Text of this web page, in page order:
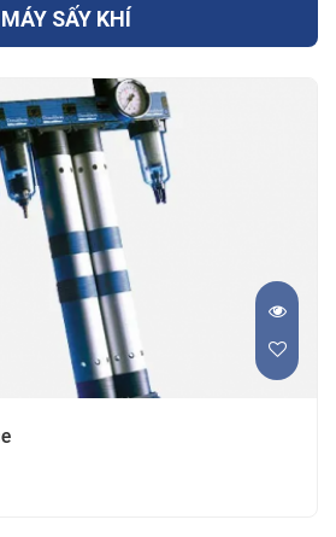
MÁY SẤY KHÍ